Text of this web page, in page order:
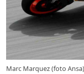
Marc Marquez (foto Ansa)